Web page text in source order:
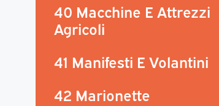
40 Macchine E Attrezzi
Agricoli
41 Manifesti E Volantini
42 Marionette